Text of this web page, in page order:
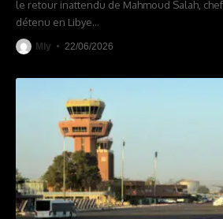
le retour inattendu de Mahmoud Salah,
détenu en Libye…
Mly 22/06/2026